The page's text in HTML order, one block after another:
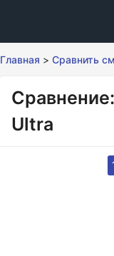
Главная > Сравнить
Ultra